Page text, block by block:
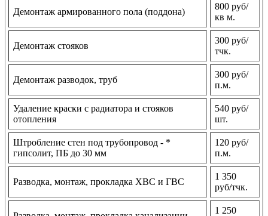
Демонтаж армированного пола (поддона)
800 руб/
кв м.
Демонтаж стояков
300 руб/
тчк.
Демонтаж разводок, труб
300 руб/
п.м.
Удаление краски с радиатора и стояков
отопления
540 руб/
шт.
Штробление стен под трубопровод - *
гипсолит, ПБ до 30 мм
120 руб/
п.м.
Разводка, монтаж, прокладка ХВС и ГВС
1 350
руб/тчк.
1 250